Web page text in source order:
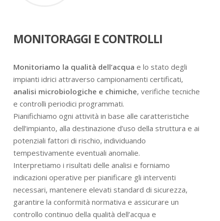
MONITORAGGI E CONTROLLI
Monitoriamo la qualità dell’acqua e lo stato degli
impianti idrici attraverso campionamenti certificati,
analisi microbiologiche e chimiche, verifiche tecniche
e controlli periodici programmati.
Pianifichiamo ogni attività in base alle caratteristiche
dell’impianto, alla destinazione d’uso della struttura e ai
potenziali fattori di rischio, individuando
tempestivamente eventuali anomalie.
Interpretiamo i risultati delle analisi e forniamo
indicazioni operative per pianificare gli interventi
necessari, mantenere elevati standard di sicurezza,
garantire la conformità normativa e assicurare un
controllo continuo della qualità dell’acqua e